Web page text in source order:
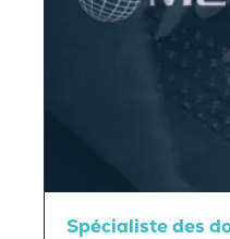
Spécialiste des